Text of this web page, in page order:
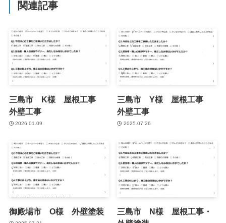
関連記事
三島市 K様 屋根工事
外壁工事
2026.01.09
三島市 Y様 屋根工事
外壁工事
2025.07.26
御殿場市 O様 外壁塗装
三島市 N様 屋根工事・